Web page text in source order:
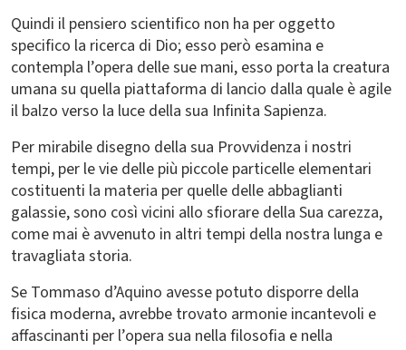
Quindi il pensiero scientifico non ha per oggetto
specifico la ricerca di Dio; esso però esamina e
contempla l’opera delle sue mani, esso porta la creatura
umana su quella piattaforma di lancio dalla quale è agile
il balzo verso la luce della sua Infinita Sapienza.
Per mirabile disegno della sua Provvidenza i nostri
tempi, per le vie delle più piccole particelle elementari
costituenti la materia per quelle delle abbaglianti
galassie, sono così vicini allo sfiorare della Sua carezza,
come mai è avvenuto in altri tempi della nostra lunga e
travagliata storia.
Se Tommaso d’Aquino avesse potuto disporre della
fisica moderna, avrebbe trovato armonie incantevoli e
affascinanti per l’opera sua nella filosofia e nella